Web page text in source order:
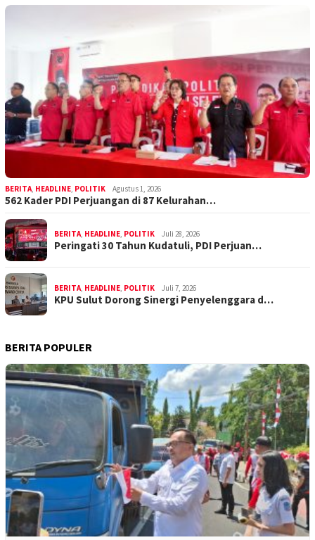
BERITA HEADLINE POLITIK Agustus 1, 2026
562 Kader PDI Perjuangan di 87 Kelurahan…
BERITA HEADLINE POLITIK Juli 28, 2026
Peringati 30 Tahun Kudatuli, PDI Perjuan…
BERITA HEADLINE POLITIK Juli 7, 2026
KPU Sulut Dorong Sinergi Penyelenggara d…
BERITA POPULER